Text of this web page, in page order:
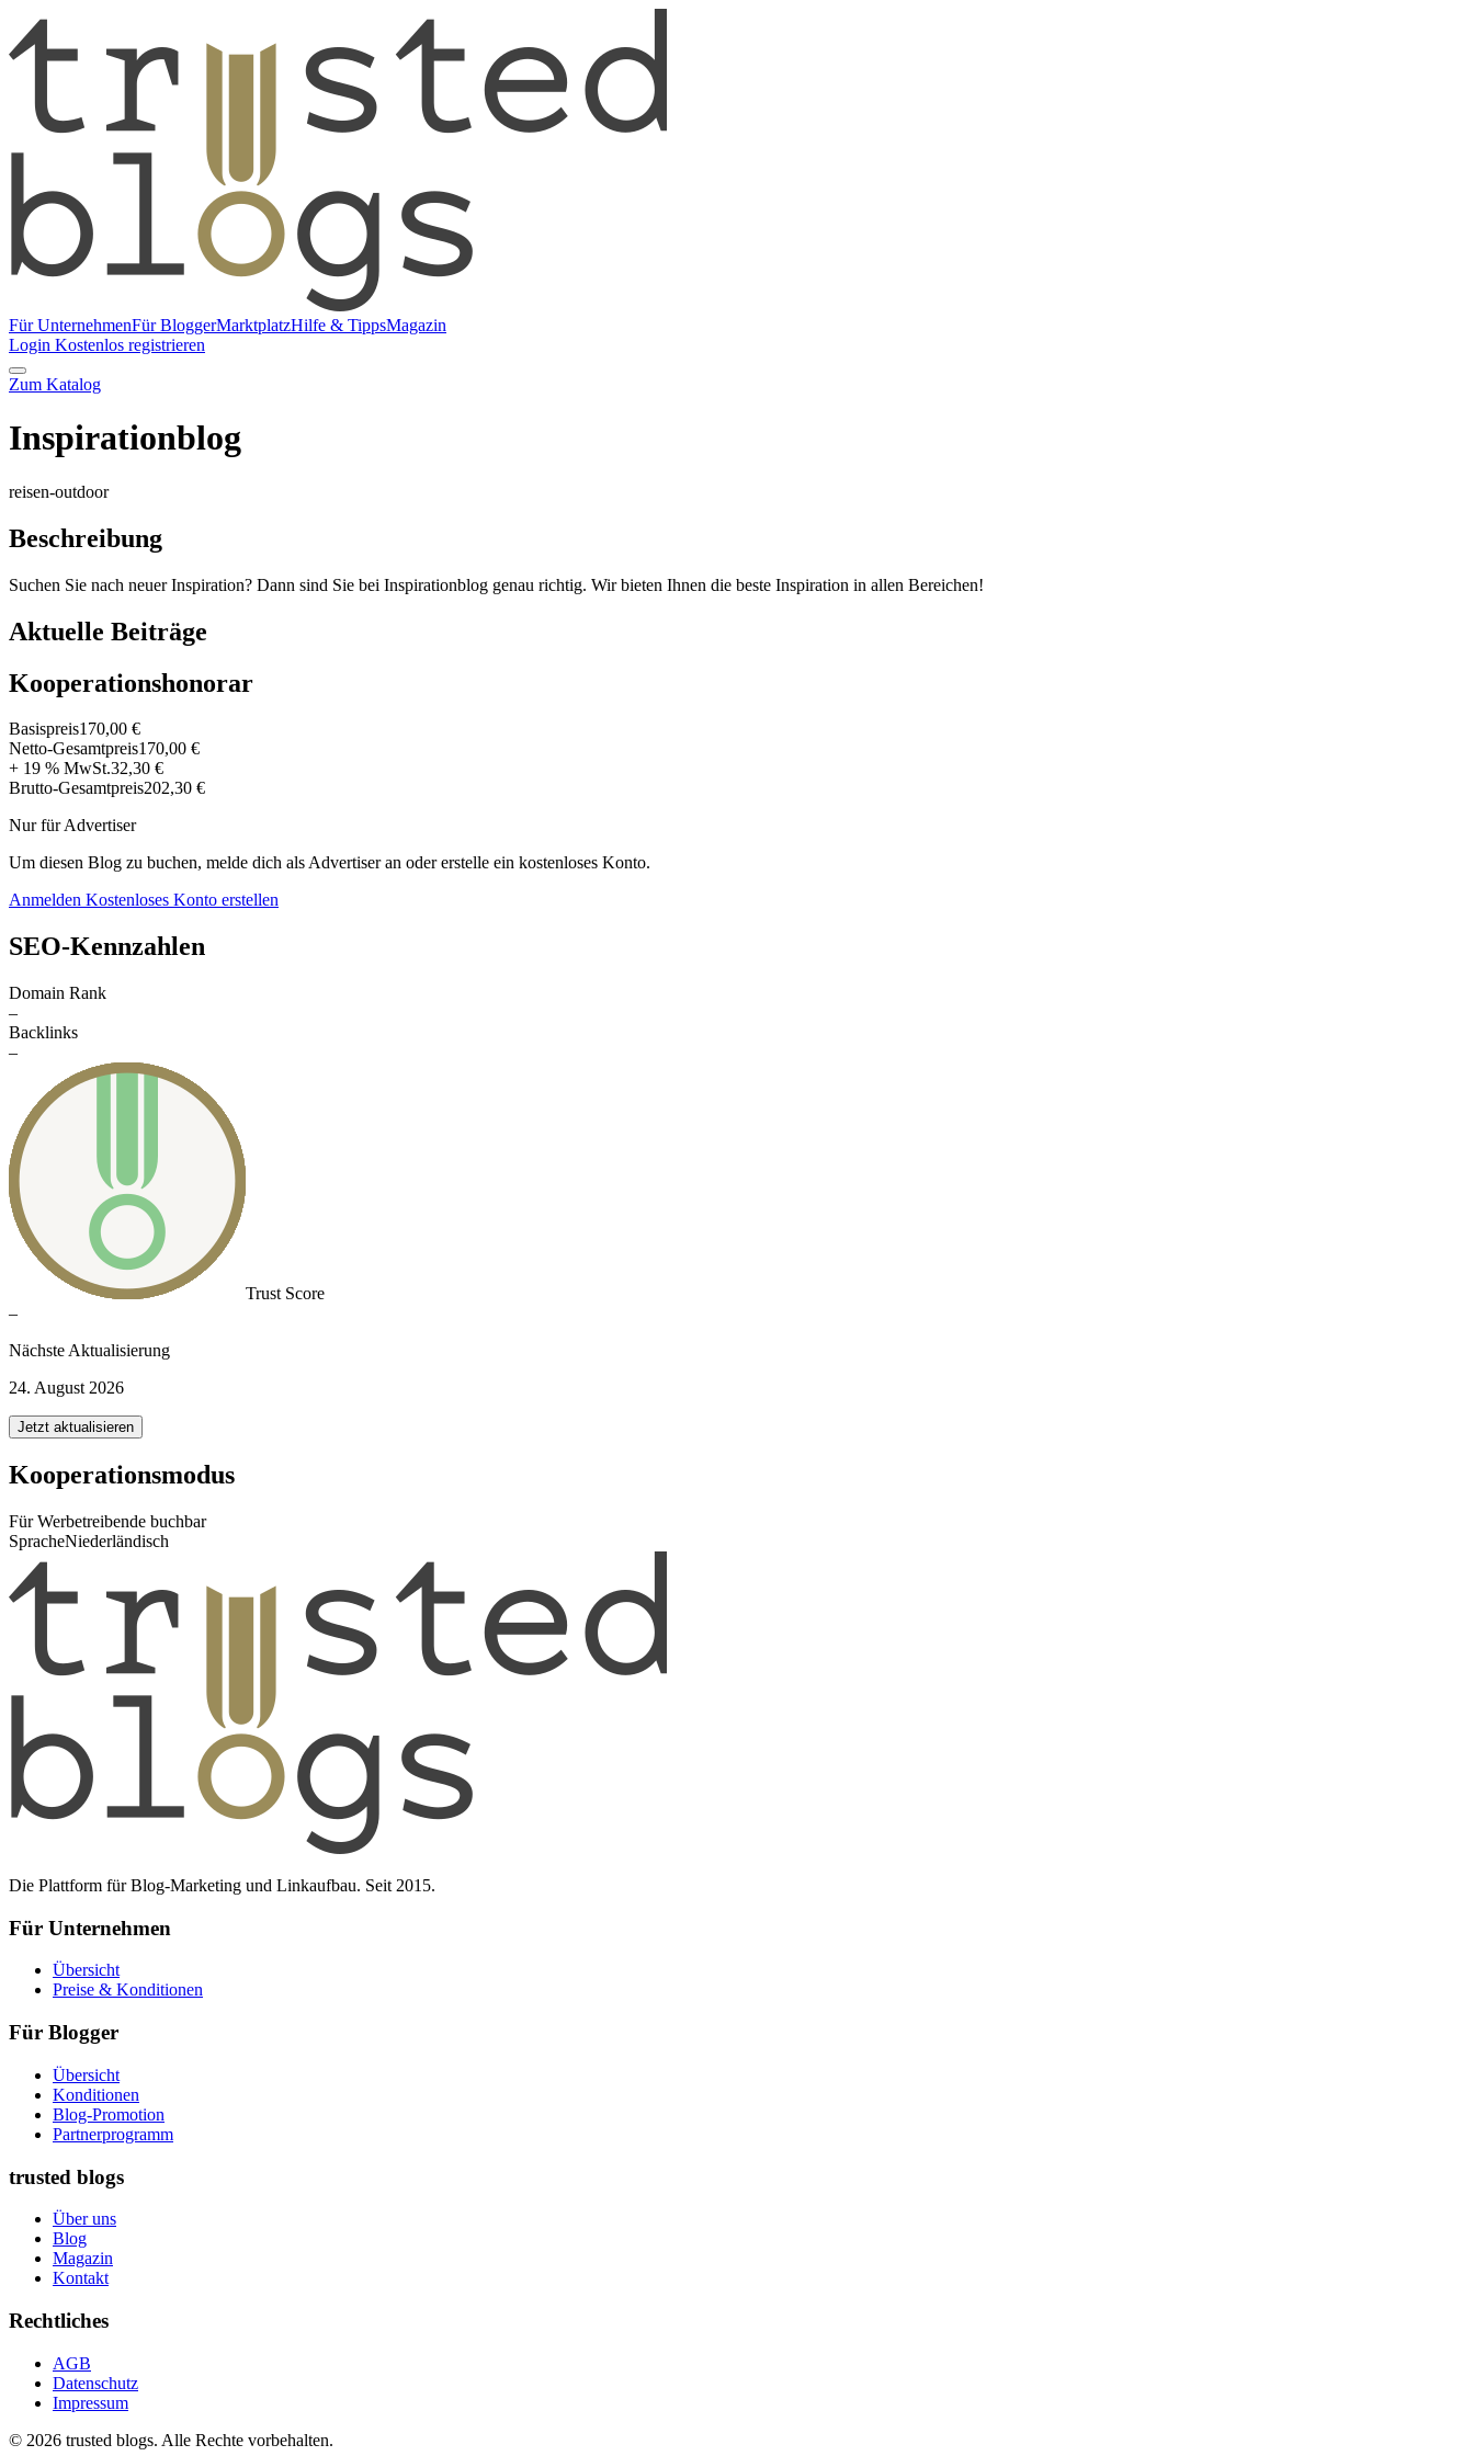
Für UnternehmenFür BloggerMarktplatzHilfe & TippsMagazin
Login Kostenlos registrieren
Zum Katalog
Inspirationblog
reisen-outdoor
Beschreibung
Suchen Sie nach neuer Inspiration? Dann sind Sie bei Inspirationblog genau richtig. Wir bieten Ihnen die beste Inspiration in allen Bereichen!
Aktuelle Beiträge
Kooperationshonorar
Basispreis170,00 €
Netto-Gesamtpreis170,00 €
+ 19 % MwSt.32,30 €
Brutto-Gesamtpreis202,30 €
Nur für Advertiser
Um diesen Blog zu buchen, melde dich als Advertiser an oder erstelle ein kostenloses Konto.
Anmelden Kostenloses Konto erstellen
SEO-Kennzahlen
Domain Rank
–
Backlinks
–
Trust Score
–
Nächste Aktualisierung
24. August 2026
Jetzt aktualisieren
Kooperationsmodus
Für Werbetreibende buchbar
SpracheNiederländisch
Die Plattform für Blog-Marketing und Linkaufbau. Seit 2015.
Für Unternehmen
Übersicht
Preise & Konditionen
Für Blogger
Übersicht
Konditionen
Blog-Promotion
Partnerprogramm
trusted blogs
Über uns
Blog
Magazin
Kontakt
Rechtliches
AGB
Datenschutz
Impressum
© 2026 trusted blogs. Alle Rechte vorbehalten.